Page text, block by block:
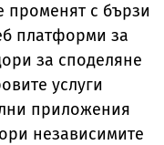
променят с бързи
платформи за
за споделяне
услуги
приложения
независимите